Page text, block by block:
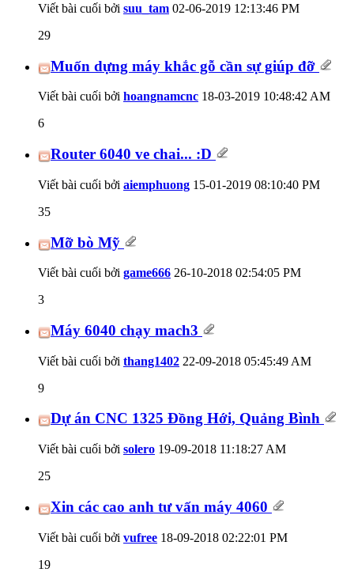
Viết bài cuối bởi suu_tam 02-06-2019 12:13:46 PM
29
Muốn dựng máy khắc gỗ cần sự giúp đỡ
Viết bài cuối bởi hoangnamcnc 18-03-2019 10:48:42 AM
6
Router 6040 ve chai... :D
Viết bài cuối bởi aiemphuong 15-01-2019 08:10:40 PM
35
Mỡ bò Mỹ
Viết bài cuối bởi game666 26-10-2018 02:54:05 PM
3
Máy 6040 chạy mach3
Viết bài cuối bởi thang1402 22-09-2018 05:45:49 AM
9
Dự án CNC 1325 Đồng Hới, Quảng Bình
Viết bài cuối bởi solero 19-09-2018 11:18:27 AM
25
Xin các cao anh tư vấn máy 4060
Viết bài cuối bởi vufree 18-09-2018 02:22:01 PM
19